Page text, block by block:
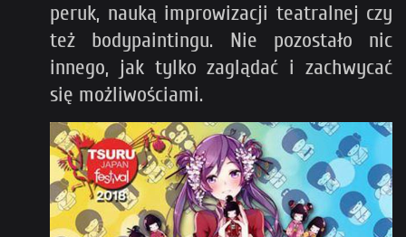
peruk, nauką improwizacji teatralnej czy
też bodypaintingu. Nie pozostało nic
innego, jak tylko zaglądać i zachwycać
się możliwościami.